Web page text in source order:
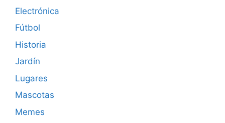
Electrónica
Fútbol
Historia
Jardín
Lugares
Mascotas
Memes